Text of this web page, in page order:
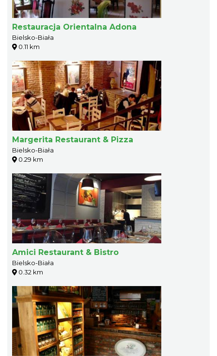
Restauracja Orientalna Adona
Bielsko-Biała
0.11 km
Margerita Restaurant & Pizza
Bielsko-Biała
0.29 km
Amici Restaurant & Bistro
Bielsko-Biała
0.32 km